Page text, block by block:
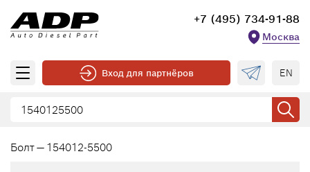
+7 (495) 734-91-88
Москва
Вход для партнёров EN
Болт — 154012-5500